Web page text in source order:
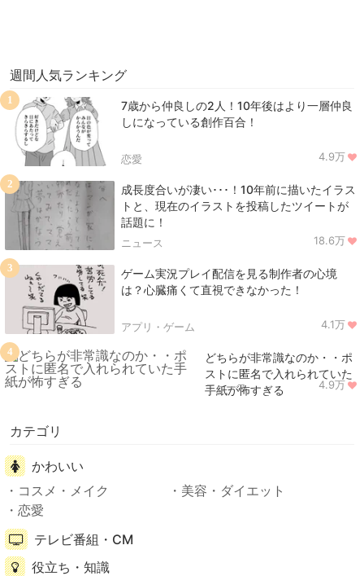
週間人気ランキング
7歳から仲良しの2人！10年後はより一層仲良
しになっている創作百合！
恋愛 4.9万
1
成長度合いが凄い･･･！10年前に描いたイラス
トと、現在のイラストを投稿したツイートが
話題に！
ニュース 18.6万
2
ゲーム実況プレイ配信を見る制作者の心境
は？心臓痛くて直視できなかった！
アプリ・ゲーム 4.1万
3
どちらが非常識なのか・・ポ
ストに匿名で入れられていた
手紙が怖すぎる
ニュース 4.9万
4
カテゴリ
かわいい
コスメ・メイク
美容・ダイエット
恋愛
テレビ番組・CM
役立ち・知識